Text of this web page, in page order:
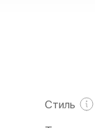
Стиль